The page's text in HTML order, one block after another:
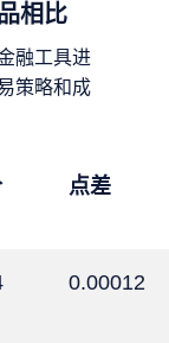
相比
融工具进
策略和成
点差
0.00012